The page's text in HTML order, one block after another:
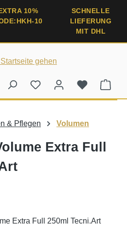
10%
10
SCHNELLE
LIEFERUNG
MIT DHL
& Pflegen Volumen
Extra Full